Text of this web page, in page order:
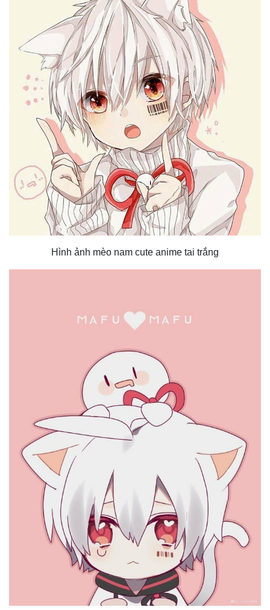
Hình ảnh mèo nam cute anime tai trắng